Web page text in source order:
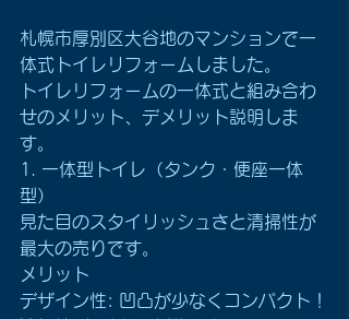
札幌市厚別区大谷地のマンションで一
体式トイレリフォームしました。
トイレリフォームの一体式と組み合わ
せのメリット、デメリット説明しま
す。
1. 一体型トイレ（タンク・便座一体
型）
見た目のスタイリッシュさと清掃性が
最大の売りです。
メリット
デザイン性: 凹凸が少なくコンパクト！